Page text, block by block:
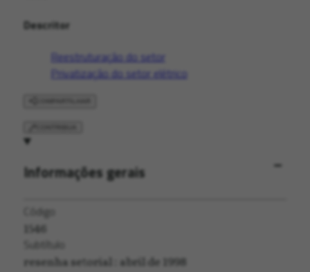
Descritor
Reestruturação do setor
Privatização do setor elétrico
Informações gerais
Código
1546
Subtítulo
resenha setorial : abril de 1998